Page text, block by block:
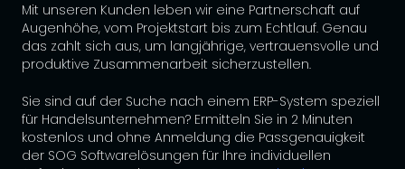
Mit unseren Kunden leben wir eine Partnerschaft auf
Augenhöhe, vom Projektstart bis zum Echtlauf. Genau
das zahlt sich aus, um langjährige, vertrauensvolle und
produktive Zusammenarbeit sicherzustellen.
Sie sind auf der Suche nach einem ERP-System speziell
für Handelsunternehmen? Ermitteln Sie in 2 Minuten
kostenlos und ohne Anmeldung die Passgenauigkeit
der SOG Softwarelösungen für Ihre individuellen